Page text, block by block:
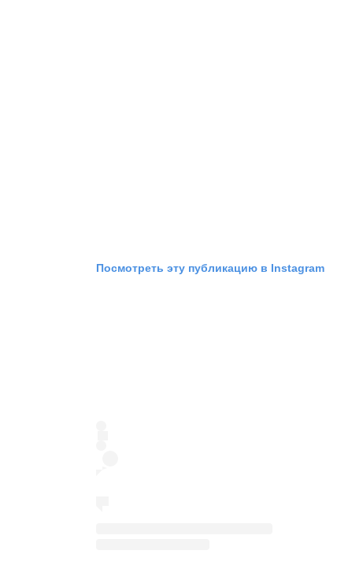
Посмотреть эту публикацию в Instagram